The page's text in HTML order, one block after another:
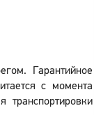
Гарантийное
с момента
транспортировки